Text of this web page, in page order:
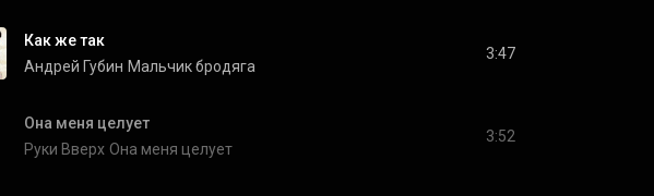
Как же так
Андрей Губин Мальчик бродяга
3:47
Она меня целует
Руки Вверх Она меня целует
3:52